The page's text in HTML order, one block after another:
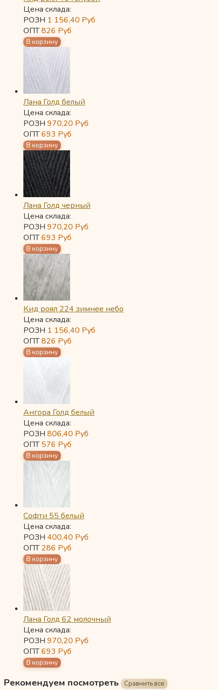
Цена склада:
РОЗН 1 156,40 Руб
ОПТ826 Руб
Лана Голд белый
Цена склада:
РОЗН 970,20 Руб
ОПТ693 Руб
Лана Голд черный
Цена склада:
РОЗН 970,20 Руб
ОПТ693 Руб
Кид роял 224 зимнее небо
Цена склада:
РОЗН 1 156,40 Руб
ОПТ826 Руб
Ангора Голд белый
Цена склада:
РОЗН 806,40 Руб
ОПТ576 Руб
Софти 55 белый
Цена склада:
РОЗН 400,40 Руб
ОПТ286 Руб
Лана Голд 62 молочный
Цена склада:
РОЗН 970,20 Руб
ОПТ693 Руб
Рекомендуем посмотреть